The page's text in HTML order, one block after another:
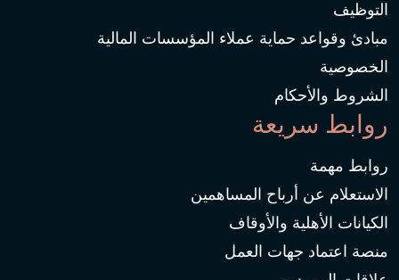
التوظيف
مبادئ وقواعد حماية عملاء المؤسسات المالية
الخصوصية
الشروط والأحكام
روابط سريعة
روابط مهمة
الاستعلام عن أرباح المساهمين
الكيانات الأهلية والأوقاف
منصة اعتماد جهات العمل